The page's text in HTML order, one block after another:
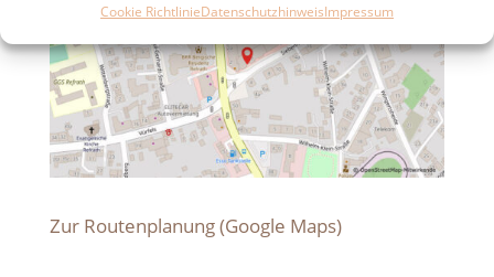
Cookie RichtlinieDatenschutzhinweisImpressum
Zur Routenplanung (Google Maps)